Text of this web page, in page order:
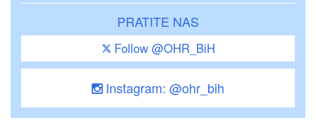
PRATITE NAS
Follow @OHR_BiH
Instagram: @ohr_bih